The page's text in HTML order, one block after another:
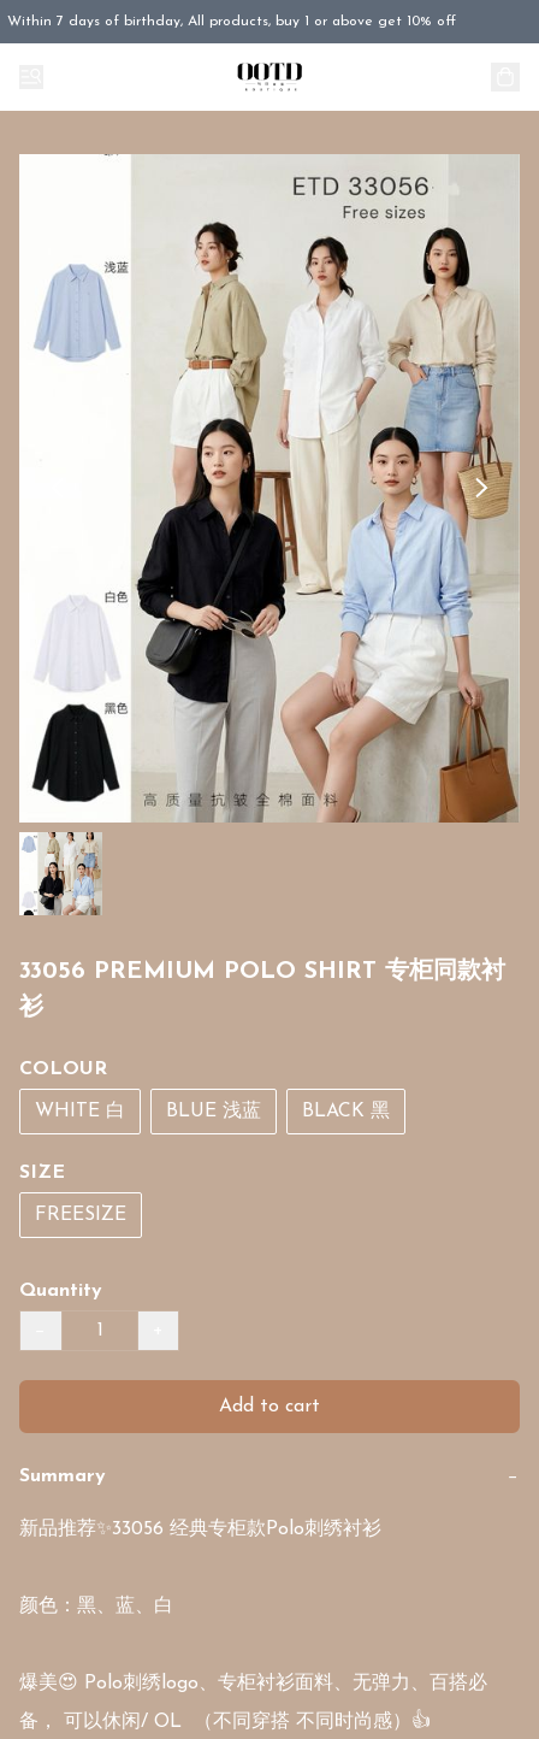
Within 7 days of birthday, All products, buy 1 or above get 10% off
33056 PREMIUM POLO SHIRT 专柜同款衬
衫
COLOUR
WHITE 白 BLUE 浅蓝 BLACK 黑
SIZE
FREESIZE
Quantity
Add to cart
Summary −
新品推荐✨33056 经典专柜款Polo刺绣衬衫
颜色：黑、蓝、白
爆美😍 Polo刺绣logo、专柜衬衫面料、无弹力、百搭必
备， 可以休闲/ OL  （不同穿搭 不同时尚感）👍